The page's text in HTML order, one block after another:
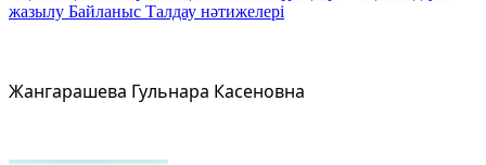
жазылу Байланыс Талдау нәтижелері
Жангарашева Гульнара Касеновна